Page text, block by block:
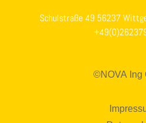
Schulstraße 49 56237
©NOVA Ing